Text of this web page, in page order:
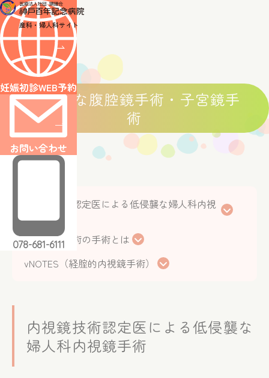
産科・婦人科サイト
医師・スタッフ紹介
診療案内
診療案内トップ
出産・分娩
婦人科
低侵襲な腹腔鏡手術・子宮鏡手術 骨盤臓器脱の治療 人工
よくある質問
アクセス
医療関係者の方へ
採用情報
WEB予約
妊娠初診WEB予約
お問い合わせ
078-681-6111
低侵襲な腹腔鏡手術・子宮鏡手
術
内視鏡技術認定医による低侵襲な婦人科内視
腹腔鏡下手術の手術とは
vNOTES（経腟的内視鏡手術）
内視鏡技術認定医による低侵襲な
婦人科内視鏡手術